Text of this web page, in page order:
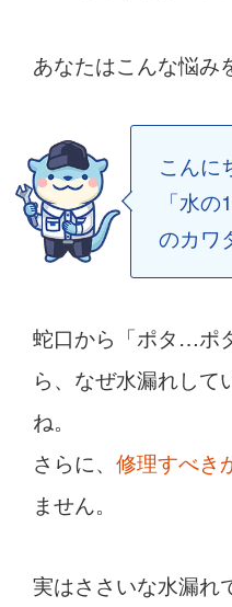
あなたはこんな悩み
こんに
「水
のカワ
蛇口から「ポタ…ポ
ら、なぜ水漏れして
ね。
さらに、 修理すべき
ません。
実はささいな水漏れ